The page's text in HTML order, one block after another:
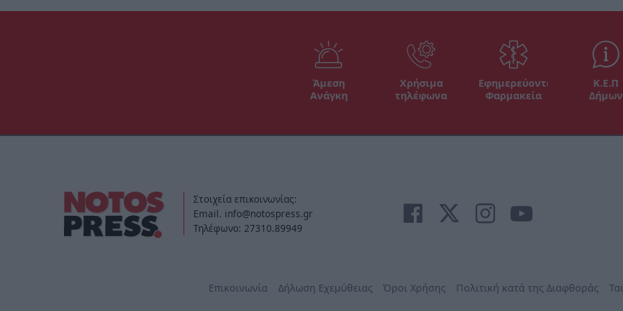
Άμεση
Ανάγκη
Χρήσιμα
τηλέφωνα
Εφημερεύοντα
Φαρμακεία
Κ.Ε.Π
Δήμων
Στοιχεία επικοινωνίας:
Email. info@notospress.gr
Τηλέφωνο: 27310.89949
Επικοινωνία Δήλωση Εχεμύθειας Όροι Χρήσης Πολιτική κατά της Διαφθοράς